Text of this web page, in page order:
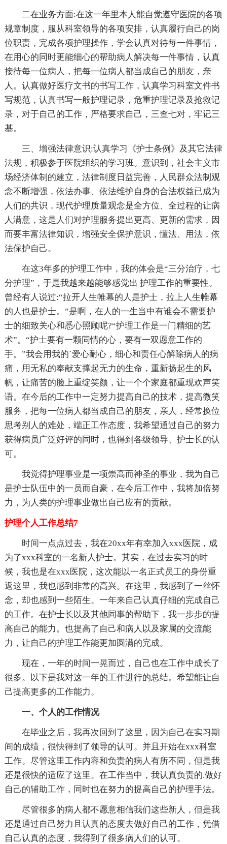
二在业务方面:在这一年里本人能自觉遵守医院的各项
规章制度，服从科室领导的各项安排，认真履行自己的岗
位职责，完成各项护理操作，学会认真对待每一件事情，
在用心的同时更能细心的帮助病人解决每一件事情，认真
接待每一位病人，把每一位病人都当成自己的朋友，亲
人。认真做好医疗文书的书写工作，认真学习科室文件书
写规范，认真书写一般护理记录，危重护理记录及抢救记
录，对于自己的工作，严格要求自己，三查七对，牢记三
基。
三、增强法律意识:认真学习《护士条例》及其它法律
法规，积极参于医院组织的学习班。意识到，社会主义市
场经济体制的建立，法律制度日益完善，人民群众法制观
念不断增强，依法办事、依法维护自身的合法权益已成为
人们的共识，现代护理质量观念是全方位、全过程的让病
人满意，这是人们对护理服务提出更高、更新的需求，因
而要丰富法律知识，增强安全保护意识，懂法、用法，依
法保护自己。
在这3年多的护理工作中，我的体会是“三分治疗，七
分护理”，于是我越来越能够感觉出 护理工作的重要性。
曾经有人说过:“拉开人生帷幕的人是护士，拉上人生帷幕
的人也是护士。”是啊，在人的一生当中有谁会不需要护
士的细致关心和悉心照顾呢?“护理工作是一门精细的艺
术”。“护士要有一颗同情的心，要有一双愿意工作的
手。”我会用我的`爱心耐心，细心和责任心解除病人的病
痛，用无私的奉献支撑起无力的生命，重新扬起生的风
帆，让痛苦的脸上重绽笑颜，让一个个家庭都重现欢声笑
语。在今后的工作中一定努力提高自己的技术，提高微笑
服务，把每一位病人都当成自己的朋友，亲人，经常换位
思考别人的难处，端正工作态度，我希望通过自己的努力
获得病员广泛好评的同时，也得到各级领导、护士长的认
可。
我觉得护理事业是一项崇高而神圣的事业，我为自己
是护士队伍中的一员而自豪，在今后工作中，我将加倍努
力，为人类的护理事业做出自己应有的贡献。
护理个人工作总结7
时间一点点过去，我在20xx年有幸加入xxx医院，成
为了xxx科室的一名新人护士。其实，在过去实习的时
候，我也是在xxx医院，这次能以一名正式员工的身份重
返这里，我也感到非常的高兴。在这里，我感到了一丝怀
念，却也感到一些陌生。一年来自己认真仔细的完成自己
的工作。在护士长以及其他同事的帮助下，我一步步的提
高自己的能力。也提高了自己和病人以及家属的交流能
力，让自己的护理工作能更加圆满的完成。
现在，一年的时间一晃而过，自己也在工作中成长了
很多。以下是我对这一年的工作进行的总结。希望能让自
己提高更多的工作能力。
一、个人的工作情况
在毕业之后，我再次回到了这里，因为自己在实习期
间的成绩，很快得到了领导的认可。并且开始在xxx科室
工作。尽管这里工作内容和负责的病人有所不同，但是我
还是很快的适应了这里。在工作当中，我认真负责的.做好
自己的辅助工作，同时也在努力的提高自己的护理手法。
尽管很多的病人都不愿意相信我们这些新人，但是我
还是通过自己努力且认真的态度去做好自己的工作，凭借
自己认真的态度，我得到了很多病人们的认可。